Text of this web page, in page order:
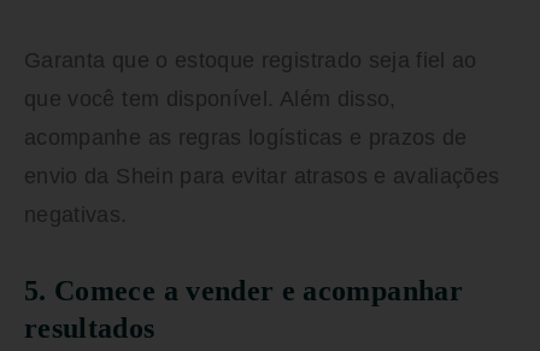
Garanta que o estoque registrado seja fiel ao
que você tem disponível. Além disso,
acompanhe as regras logísticas e prazos de
envio da Shein para evitar atrasos e avaliações
negativas.
5. Comece a vender e acompanhar
resultados